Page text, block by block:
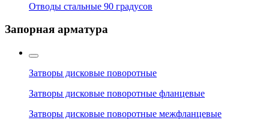
Отводы стальные 90 градусов
Запорная арматура
Затворы дисковые поворотные
Затворы дисковые поворотные фланцевые
Затворы дисковые поворотные межфланцевые